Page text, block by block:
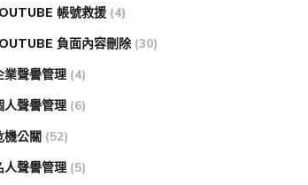
帳號救援 (4)
負面內容刪除 (30)
業聲譽管理 (4)
人聲譽管理 (6)
機公關 (52)
人聲譽管理 (5)